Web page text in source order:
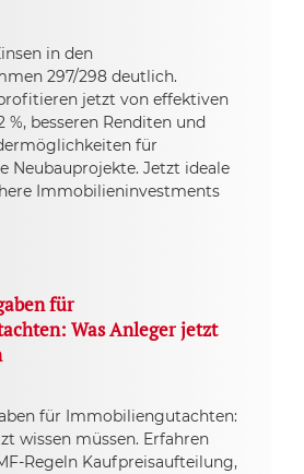
in den
297/298 deutlich.
jetzt von effektiven
%, besseren Renditen und
für
Neubauprojekte. Jetzt ideale
Immobilieninvestments
für
Was Anleger jetzt
für Immobiliengutachten:
wissen müssen. Erfahren
Regeln Kaufpreisaufteilung,